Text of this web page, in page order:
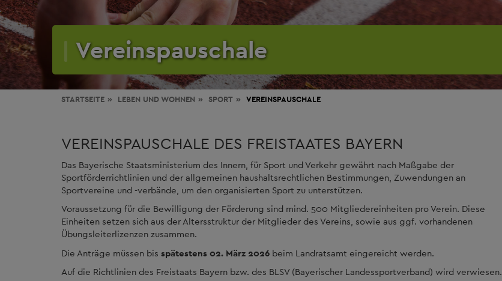
Vereinspauschale
STARTSEITE LEBEN UND WOHNEN SPORT VEREINSPAUSCHALE
VEREINSPAUSCHALE DES FREISTAATES BAYERN
Das Bayerische Staatsministerium des Innern, für Sport und Verkehr gewährt nach Maßgabe der
Sportförderrichtlinien und der allgemeinen haushaltsrechtlichen Bestimmungen, Zuwendungen an
Sportvereine und -verbände, um den organisierten Sport zu unterstützen.
Voraussetzung für die Bewilligung der Förderung sind mind. 500 Mitgliedereinheiten pro Verein. Diese
Einheiten setzen sich aus der Altersstruktur der Mitglieder des Vereins, sowie aus ggf. vorhandenen
Übungsleiterlizenzen zusammen.
Die Anträge müssen bis spätestens 02. März 2026 beim Landratsamt eingereicht werden.
Auf die Richtlinien des Freistaats Bayern bzw. des BLSV (Bayerischer Landessportverband) wird verwiesen.